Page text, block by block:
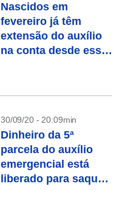
Nascidos em
fevereiro já têm
extensão do auxílio
na conta desde essa
30/09/20 - 20:09min
Dinheiro da 5ª
parcela do auxílio
emergencial está
liberado para saque